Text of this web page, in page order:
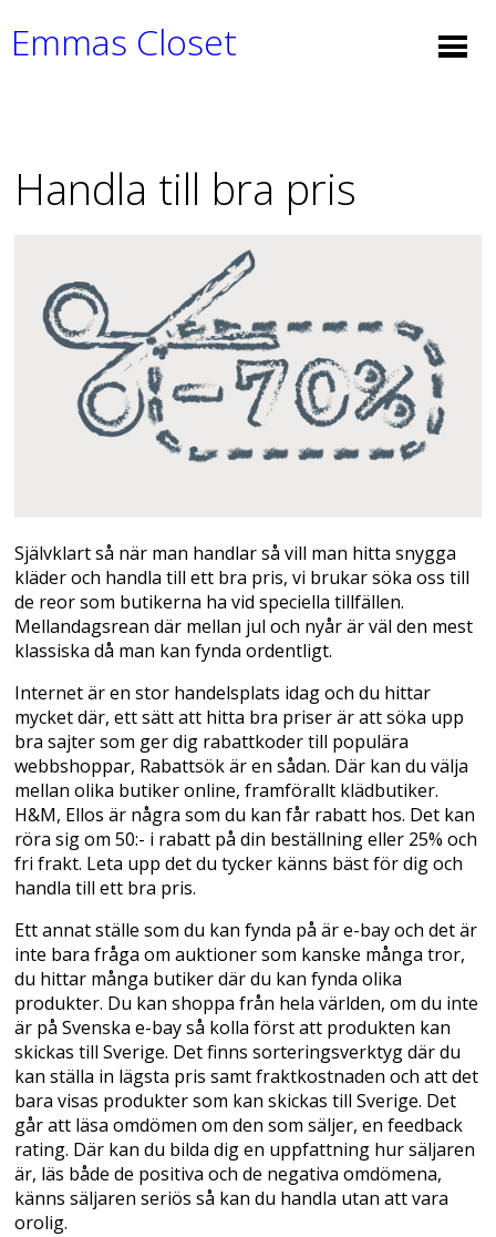
Emmas Closet
Handla till bra pris
Självklart så när man handlar så vill man hitta snygga
kläder och handla till ett bra pris, vi brukar söka oss till
de reor som butikerna ha vid speciella tillfällen.
Mellandagsrean där mellan jul och nyår är väl den mest
klassiska då man kan fynda ordentligt.
Internet är en stor handelsplats idag och du hittar
mycket där, ett sätt att hitta bra priser är att söka upp
bra sajter som ger dig rabattkoder till populära
webbshoppar, Rabattsök är en sådan. Där kan du välja
mellan olika butiker online, framförallt klädbutiker.
H&M, Ellos är några som du kan får rabatt hos. Det kan
röra sig om 50:- i rabatt på din beställning eller 25% och
fri frakt. Leta upp det du tycker känns bäst för dig och
handla till ett bra pris.
Ett annat ställe som du kan fynda på är e-bay och det är
inte bara fråga om auktioner som kanske många tror,
du hittar många butiker där du kan fynda olika
produkter. Du kan shoppa från hela världen, om du inte
är på Svenska e-bay så kolla först att produkten kan
skickas till Sverige. Det finns sorteringsverktyg där du
kan ställa in lägsta pris samt fraktkostnaden och att det
bara visas produkter som kan skickas till Sverige. Det
går att läsa omdömen om den som säljer, en feedback
rating. Där kan du bilda dig en uppfattning hur säljaren
är, läs både de positiva och de negativa omdömena,
känns säljaren seriös så kan du handla utan att vara
orolig.